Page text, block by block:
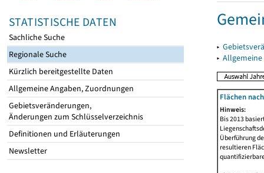
STATISTISCHE DATEN
Sachliche Suche
Regionale Suche
Kürzlich bereitgestellte Daten
Allgemeine Angaben, Zuordnungen
Gebietsveränderungen,
Änderungen zum Schlüsselverzeichnis
Definitionen und Erläuterungen
Newsletter
▸
▸
Flächen
Hinweis:
Bis 2013
Überführung
resultieren